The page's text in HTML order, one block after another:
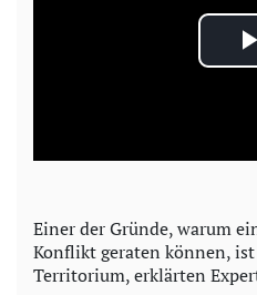
y
Einer der Gründe, warum
Konflikt geraten können, ist
Territorium, erklärten